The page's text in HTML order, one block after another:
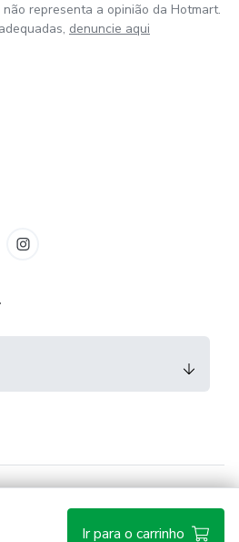
Ir para o carrinho
representa a opinião da Hotmart.
denuncie aqui